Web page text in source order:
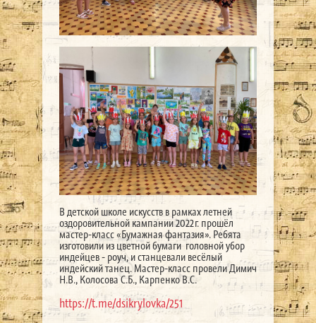
В детской школе искусств в рамках летней
оздоровительной кампании 2022г. прошёл
мастер-класс «Бумажная фантазия». Ребята
изготовили из цветной бумаги головной убор
индейцев - роуч, и станцевали весёлый
индейский танец. Мастер-класс провели Димич
Н.В., Колосова С.Б., Карпенко В.С.
https://t.me/dsikrylovka/251